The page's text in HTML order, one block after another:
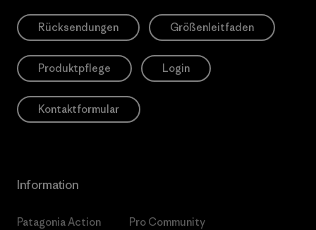
Rücksendungen Größenleitfaden
Produktpflege Login
Kontaktformular
Information
Patagonia Action
Pro Community